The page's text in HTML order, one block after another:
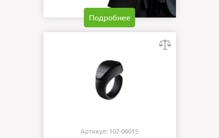
Подробнее
Артикул: 102-00015